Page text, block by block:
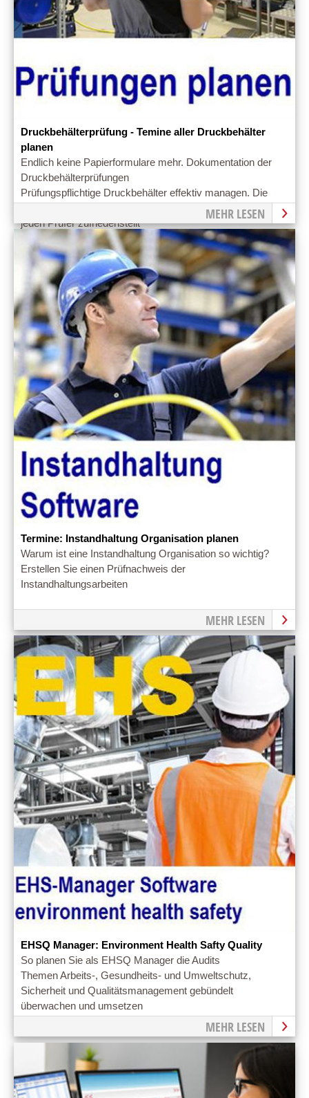
Druckbehälterprüfung - Temine aller Druckbehälter
planen
Endlich keine Papierformulare mehr. Dokumentation der
Druckbehälterprüfungen
Prüfungspflichtige Druckbehälter effektiv managen. Die
Software erstellt eine Druckbehälter-Dokumentation, die
jeden Prüfer zufriedenstellt
MEHR LESEN
Termine: Instandhaltung Organisation planen
Warum ist eine Instandhaltung Organisation so wichtig?
Erstellen Sie einen Prüfnachweis der
Instandhaltungsarbeiten
MEHR LESEN
EHSQ Manager: Environment Health Safty Quality
So planen Sie als EHSQ Manager die Audits
Themen Arbeits-, Gesundheits- und Umweltschutz,
Sicherheit und Qualitätsmanagement gebündelt
überwachen und umsetzen
MEHR LESEN